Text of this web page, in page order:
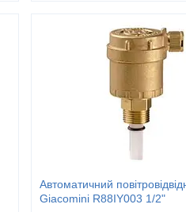
Автоматичний
Giacomini R88IY003 1/2"